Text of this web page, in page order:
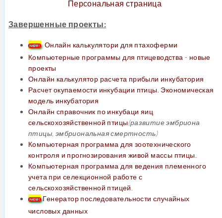
Персональная страница
Завершенные проекты:
Онлайн калькулятори для птахоферми
Компьютерные программы для птицеводства - новые
проекты
Онлайн калькулятор расчета прибыли инкубатория
Расчет окупаемости инкубации птицы. Экономическая
модель инкубатория
Онлайн справочник по инкубаци яиц
сельскохозяйственной птицы(развитие эмбриона
птицы, эмбриональная смертность)
Компьютерная программа для зоотехнического
контроля и прогнозирования живой массы птицы.
Компьютерная программа для ведения племенного
учета при селекционной работе с
сельскохозяйственной птицей.
Генератор последовательности случайных
числовых данных